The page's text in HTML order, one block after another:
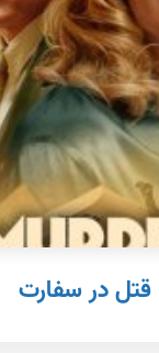
قتل در سفارت